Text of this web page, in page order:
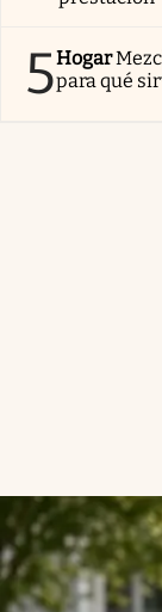
5Hogar
para qué